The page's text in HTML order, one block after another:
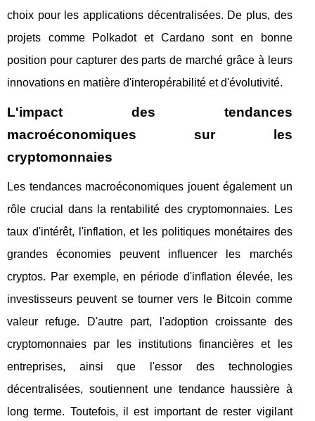
choix pour les applications décentralisées. De plus, des
projets comme Polkadot et Cardano sont en bonne
position pour capturer des parts de marché grâce à leurs
innovations en matière d'interopérabilité et d'évolutivité.
L'impact des tendances
macroéconomiques sur les
cryptomonnaies
Les tendances macroéconomiques jouent également un
rôle crucial dans la rentabilité des cryptomonnaies. Les
taux d'intérêt, l'inflation, et les politiques monétaires des
grandes économies peuvent influencer les marchés
cryptos. Par exemple, en période d'inflation élevée, les
investisseurs peuvent se tourner vers le Bitcoin comme
valeur refuge. D'autre part, l'adoption croissante des
cryptomonnaies par les institutions financières et les
entreprises, ainsi que l'essor des technologies
décentralisées, soutiennent une tendance haussière à
long terme. Toutefois, il est important de rester vigilant